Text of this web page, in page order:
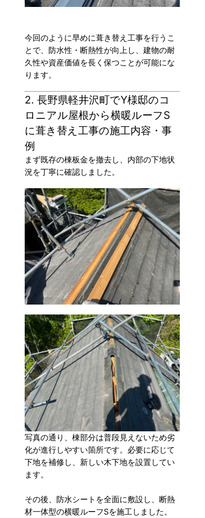
今回のように早めに葺き替え工事を行うこ
とで、防水性・断熱性が向上し、建物の耐
久性や資産価値を長く保つことが可能にな
ります。
2. 長野県軽井沢町でY様邸のコ
ロニアル屋根から横暖ルーフS
に葺き替え工事の施工内容・事
例
まず既存の棟板金を撤去し、内部の下地状
況を丁寧に確認しました。
写真の通り、棟部分は普段見えないため劣
化が進行しやすい箇所です。必要に応じて
下地を補修し、新しい木下地を設置してい
ます。
その後、防水シートを全面に敷設し、断熱
材一体型の横暖ルーフSを施工しました。